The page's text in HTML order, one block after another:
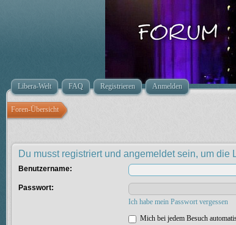
Libera-Welt FAQ Registrieren Anmelden
Foren-Übersicht
Du musst registriert und angemeldet sein, um die
Benutzername:
Passwort:
Ich habe mein Passwort vergessen
Mich bei jedem Besuch